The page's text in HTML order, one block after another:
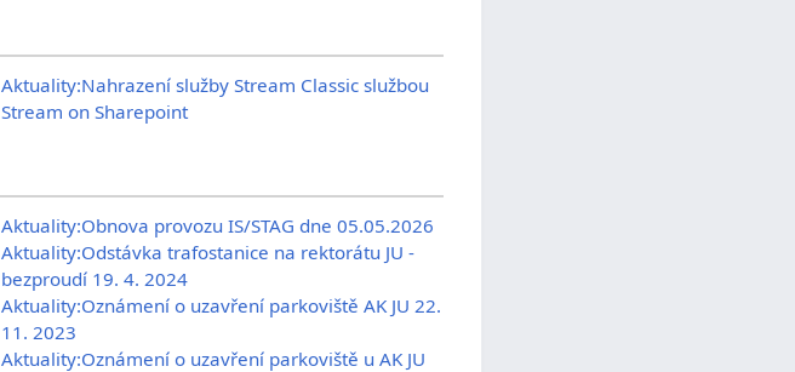
Aktuality:Nahrazení služby Stream Classic službou
Stream on Sharepoint
Aktuality:Obnova provozu IS/STAG dne 05.05.2026
Aktuality:Odstávka trafostanice na rektorátu JU -
bezproudí 19. 4. 2024
Aktuality:Oznámení o uzavření parkoviště AK JU 22.
11. 2023
Aktuality:Oznámení o uzavření parkoviště u AK JU